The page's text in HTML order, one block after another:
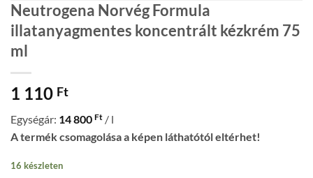
Neutrogena Norvég Formula
illatanyagmentes koncentrált kézkrém 75
ml
1 110 Ft
Egységár: 14 800 Ft / l
A termék csomagolása a képen láthatótól eltérhet!
16 készleten